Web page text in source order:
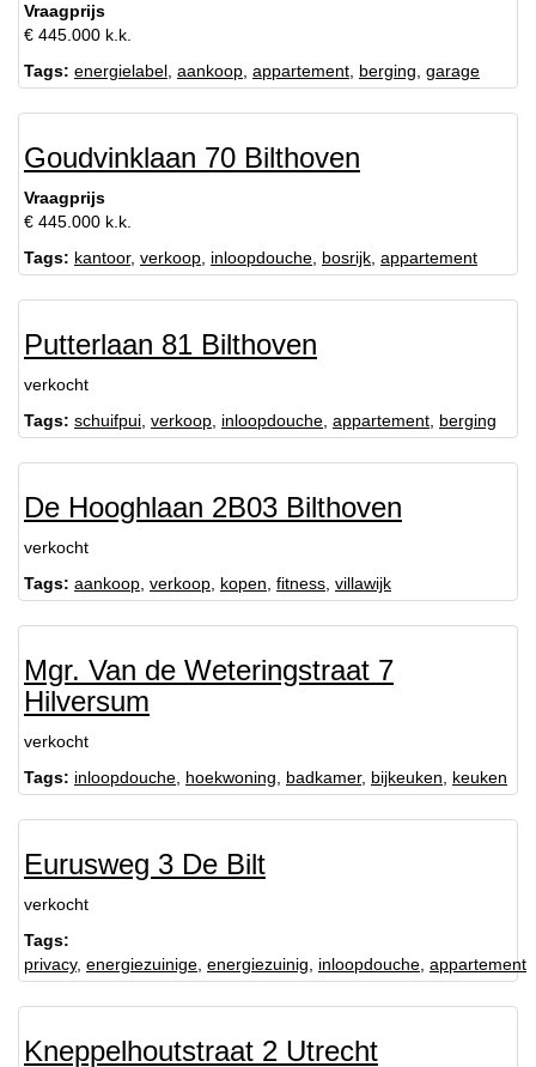
Vraagprijs
€ 445.000 k.k.
Tags: energielabel aankoop appartement berging garage
Goudvinklaan 70 Bilthoven
Vraagprijs
€ 445.000 k.k.
Tags: kantoor, verkoop inloopdouche bosrijk appartement
Putterlaan 81 Bilthoven
verkocht
Tags: schuifpui verkoop inloopdouche appartement berging
De Hooghlaan 2B03 Bilthoven
verkocht
Tags: aankoop verkoop kopen fitness villawijk
Mgr. Van de Weteringstraat 7
Hilversum
verkocht
Tags: inloopdouche hoekwoning badkamer, bijkeuken keuken
Eurusweg 3 De Bilt
verkocht
Tags:
privacy, energiezuinige energiezuinig inloopdouche appartement
Kneppelhoutstraat 2 Utrecht